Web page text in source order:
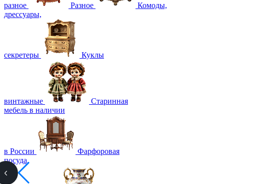
разное Разное
Комоды,
дрессуары,
секретеры Куклы
винтажные
Старинная
мебель в наличии
в России
Фарфоровая
посуда,